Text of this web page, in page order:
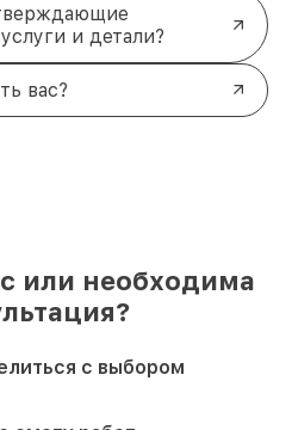
и детали?
вас?
или необходима
с выбором